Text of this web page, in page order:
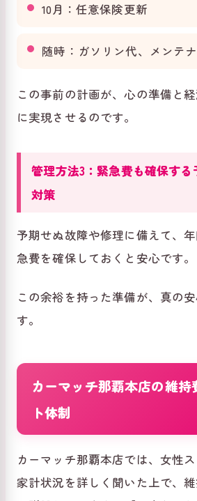
10月：任意保険更新
随時：ガソリン代、メンテ
この事前の計画が、心の準備と
に実現させるのです。
管理方法3：緊急費も確保す
対策
予期せぬ故障や修理に備えて、
急費を確保しておくと安心です。
この余裕を持った準備が、真の
す。
カーマッチ那覇本店の維持
ト体制
カーマッチ那覇本店では、女性
家計状況を詳しく聞いた上で、